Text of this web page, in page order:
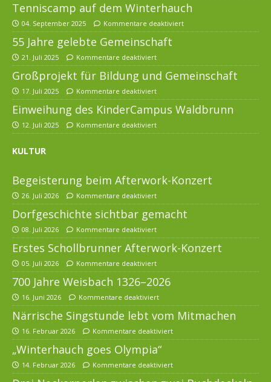
Tenniscamp auf dem Winterhauch
04. September 2025 Kommentare deaktiviert
55 Jahre gelebte Gemeinschaft
21. Juli 2025 Kommentare deaktiviert
Großprojekt für Bildung und Gemeinschaft
17. Juli 2025 Kommentare deaktiviert
Einweihung des KinderCampus Waldbrunn
12. Juli 2025 Kommentare deaktiviert
KULTUR
Begeisterung beim Afterwork-Konzert
26. Juli 2026 Kommentare deaktiviert
Dorfgeschichte sichtbar gemacht
08. Juli 2026 Kommentare deaktiviert
Erstes Schollbrunner Afterwork-Konzert
05. Juli 2026 Kommentare deaktiviert
700 Jahre Weisbach 1326–2026
16. Juni 2026 Kommentare deaktiviert
Närrische Singstunde lebt vom Mitmachen
16. Februar 2026 Kommentare deaktiviert
„Winterhauch goes Olympia“
14. Februar 2026 Kommentare deaktiviert